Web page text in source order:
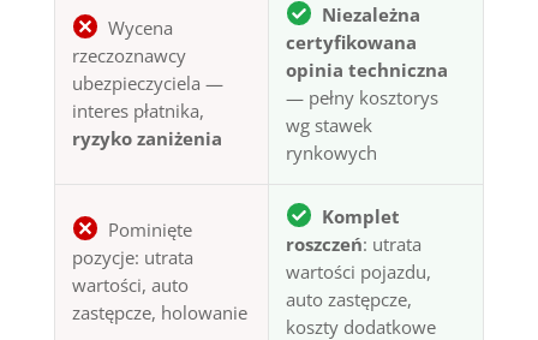
Wycena
rzeczoznawcy
ubezpieczyciela —
interes płatnika,
ryzyko zaniżenia
Niezależna
certyfikowana
opinia techniczna
— pełny kosztorys
wg stawek
rynkowych
Pominięte
pozycje: utrata
wartości, auto
zastępcze, holowanie
Komplet
roszczeń: utrata
wartości pojazdu,
auto zastępcze,
koszty dodatkowe